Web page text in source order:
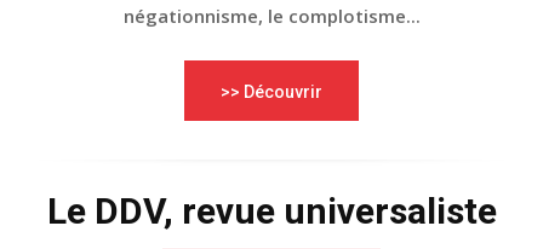
négationnisme, le complotisme...
>> Découvrir
Le DDV, revue universaliste